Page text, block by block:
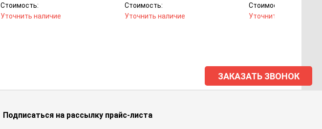
Стоимость:
Уточнить наличие
Стоимость:
Уточнить наличие
Стоимость:
Уточнить наличие
ЗАКАЗАТЬ ЗВОНОК
Подписаться на рассылку прайс-листа